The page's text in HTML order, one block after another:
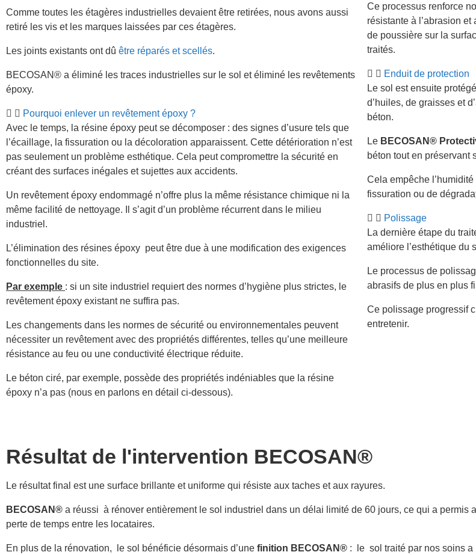
Comme toutes les étagères industrielles devaient être retirées, nous avons aussi
retiré les vis et les marques laissées par ces étagères.
Les joints existants ont dû être réparés et scellés.
BECOSAN® a éliminé les traces industrielles sur le sol et éliminé les revêtements
époxy.
Pourquoi enlever un revêtement époxy ?
Avec le temps, la résine époxy peut se décomposer : des signes d’usure tels que
l’écaillage, la fissuration ou la décoloration apparaissent. Cette détérioration n’est
pas seulement un problème esthétique. Cela peut compromettre la sécurité en
créant des surfaces inégales et sujettes aux accidents.
Un revêtement époxy endommagé n’offre plus la même résistance chimique ni la
même facilité de nettoyage. Il s’agit d’un problème récurrent dans le milieu
industriel.
L’élimination des résines époxy peut être due à une modification des exigences
fonctionnelles du site.
Par exemple : si un site industriel requiert des normes d’hygiène plus strictes, le
revêtement époxy existant ne suffira pas.
Les changements dans les normes de sécurité ou environnementales peuvent
nécessiter un revêtement avec des propriétés différentes, telles qu’une meilleure
résistance au feu ou une conductivité électrique réduite.
Le béton ciré, par exemple, possède des propriétés indéniables que la résine
époxy n’a pas (nous en parlons en détail ci-dessous).
Ce processus renforce
résistante à l’abrasion
de poussière sur la
traités.
Enduit de protection
Le sol est ensuite
d’huiles, de graisses et
béton.
Le BECOSAN®
béton tout en préservant
Cela empêche
fissuration ou de
Polissage
La dernière étape du
améliore l’esthétique du
Le processus de
abrasifs de plus en plus
Ce polissage progressif
entretenir.
Résultat de l'intervention BECOSAN®
Le résultat final est une surface brillante et uniforme qui résiste aux taches et aux rayures.
BECOSAN® a réussi à rénover entièrement le sol industriel dans un délai limité de 60 jours, ce qui a permis
perte de temps entre les locataires.
En plus de la rénovation, le sol bénéficie désormais d’une finition BECOSAN® : le sol traité par nos soins a